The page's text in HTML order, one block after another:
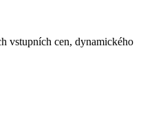
vstupních cen, dynamického